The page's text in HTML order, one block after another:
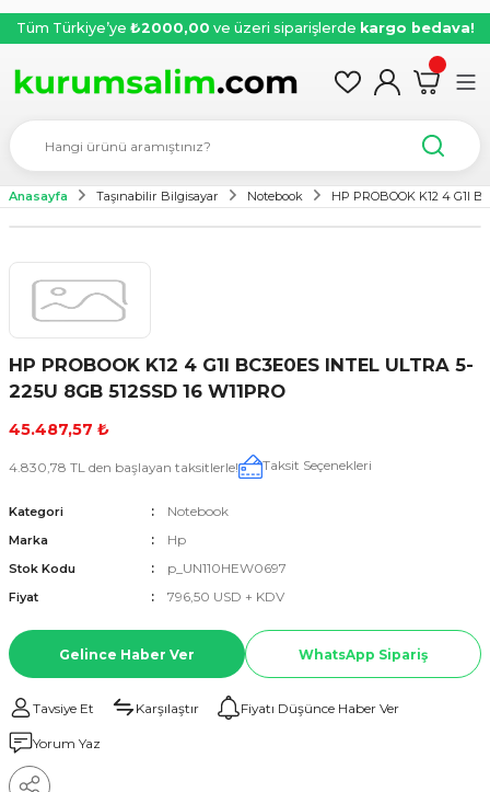
Tüm Türkiye’ye ₺2000,00 ve üzeri siparişlerde kargo bedava!
Anasayfa Taşınabilir Bilgisayar Notebook HP PROBOOK K12 4 G1I
HP PROBOOK K12 4 G1I BC3E0ES INTEL ULTRA 5-
225U 8GB 512SSD 16 W11PRO
45.487,57 ₺
4.830,78 TL den başlayan taksitlerle! Taksit Seçenekleri
Kategori Notebook
Marka Hp
Stok Kodu p_UN110HEW0697
Fiyat 796,50 USD + KDV
Gelince Haber Ver WhatsApp Sipariş
Tavsiye Et Karşılaştır Fiyatı Düşünce Haber Ver
Yorum Yaz